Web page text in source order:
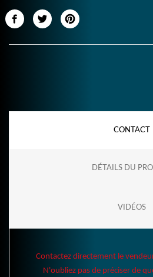
CONTACT
DÉTAILS DU
VIDÉOS
Contactez directement le
N'oubliez pas de préciser de